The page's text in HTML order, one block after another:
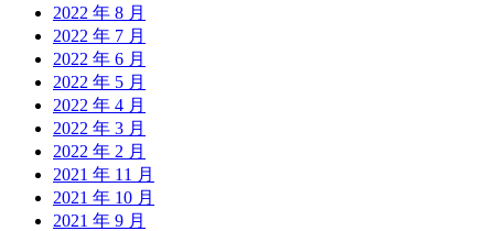
2022 年 8 月
2022 年 7 月
2022 年 6 月
2022 年 5 月
2022 年 4 月
2022 年 3 月
2022 年 2 月
2021 年 11 月
2021 年 10 月
2021 年 9 月